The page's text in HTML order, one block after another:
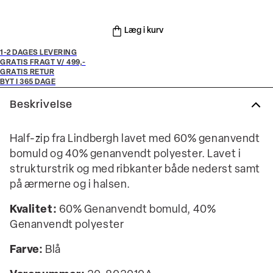
Læg i kurv
1-2 DAGES LEVERING
GRATIS FRAGT V/ 499,-
GRATIS RETUR
BYT I 365 DAGE
Beskrivelse
Half-zip fra Lindbergh lavet med 60% genanvendt
bomuld og 40% genanvendt polyester. Lavet i
strukturstrik og med ribkanter både nederst samt
på ærmerne og i halsen.
Kvalitet: 60% Genanvendt bomuld, 40%
Genanvendt polyester
Farve: Blå